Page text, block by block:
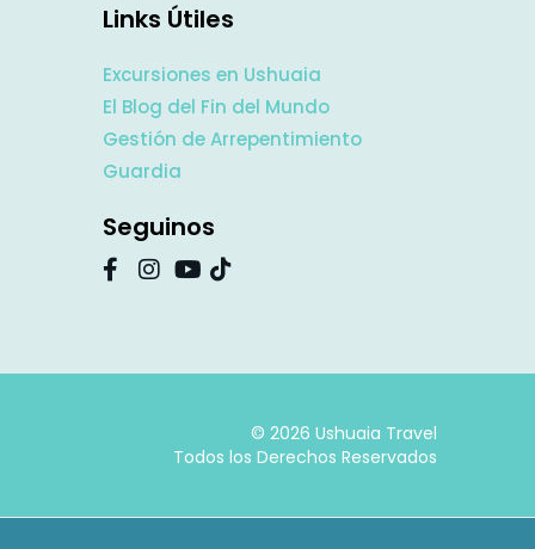
Links Útiles
Excursiones en Ushuaia
El Blog del Fin del Mundo
Gestión de Arrepentimiento
Guardia
Seguinos
© 2026 Ushuaia Travel
Todos los Derechos Reservados